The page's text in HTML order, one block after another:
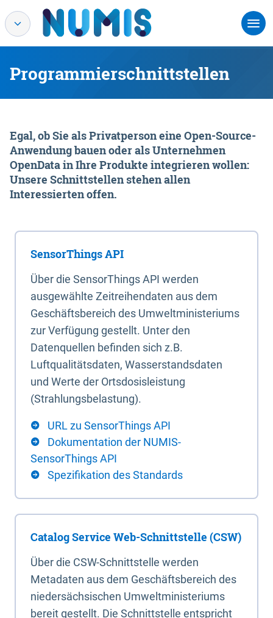
Programmierschnittstellen
Egal, ob Sie als Privatperson eine Open-Source-
Anwendung bauen oder als Unternehmen
OpenData in Ihre Produkte integrieren wollen:
Unsere Schnittstellen stehen allen
Interessierten offen.
SensorThings API
Über die SensorThings API werden
ausgewählte Zeitreihendaten aus dem
Geschäftsbereich des Umweltministeriums
zur Verfügung gestellt. Unter den
Datenquellen befinden sich z.B.
Luftqualitätsdaten, Wasserstandsdaten
und Werte der Ortsdosisleistung
(Strahlungsbelastung).
URL zu SensorThings API
Dokumentation der NUMIS-
SensorThings API
Spezifikation des Standards
Catalog Service Web-Schnittstelle (CSW)
Über die CSW-Schnittstelle werden
Metadaten aus dem Geschäftsbereich des
niedersächsischen Umweltministeriums
bereit gestellt. Die Schnittstelle entspricht